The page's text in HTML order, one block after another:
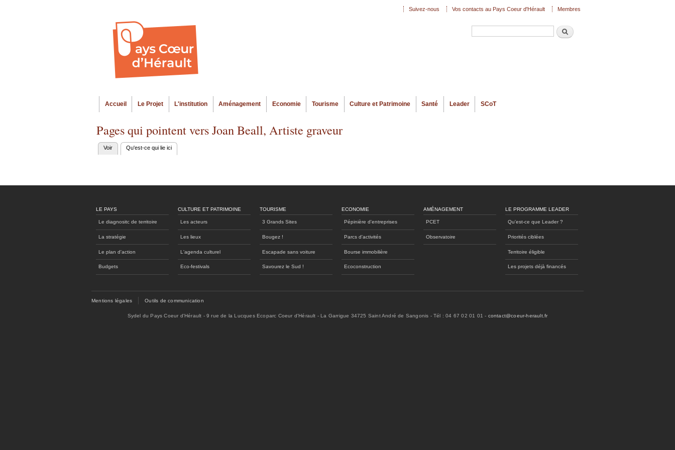
Recherche
Menu principal
Accueil Le Projet L'institution Aménagement Economie Tourisme Culture et Patrimoine Santé Leader SCoT
Suivez-nous Vos contacts au Pays Coeur d'Hérault Membres
Pages qui pointent vers Joan Beall, Artiste graveur
Onglets
Voir Qu'est-ce qui lie ici
LE PAYS
Le diagnositc de territoire
La stratégie
Le plan d'action
Budgets
CULTURE ET PATRIMOINE
Les acteurs
Les lieux
L'agenda culturel
Eco-festivals
TOURISME
3 Grands Sites
Bougez !
Escapade sans voiture
Savourez le Sud !
ECONOMIE
Pépinière d'entreprises
Parcs d'activités
Bourse immobilière
Ecoconstruction
AMÉNAGEMENT
PCET
Observatoire
LE PROGRAMME LEADER
Qu'est-ce que Leader ?
Priorités ciblées
Territoire éligible
Les projets déjà financés
Mentions légales Outils de communication
Sydel du Pays Coeur d'Hérault - 9 rue de la Lucques Ecoparc Coeur d'Hérault - La Garrigue 34725 Saint André de Sangonis - Tél : 04 67 02 01 01 - contact@coeur-herault.fr